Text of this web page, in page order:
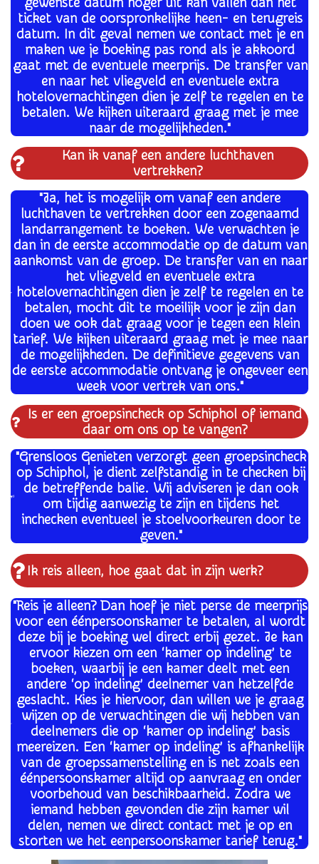
ticket van de oorspronkelijke heen- en terugreis
datum. In dit geval nemen we contact met je en
maken we je boeking pas rond als je akkoord
gaat met de eventuele meerprijs. De transfer van
en naar het vliegveld en eventuele extra
hotelovernachtingen dien je zelf te regelen en te
betalen. We kijken uiteraard graag met je mee
naar de mogelijkheden."
Kan ik vanaf een andere luchthaven
vertrekken?
"Ja, het is mogelijk om vanaf een andere
luchthaven te vertrekken door een zogenaamd
landarrangement te boeken. We verwachten je
dan in de eerste accommodatie op de datum van
aankomst van de groep. De transfer van en naar
het vliegveld en eventuele extra
hotelovernachtingen dien je zelf te regelen en te
betalen, mocht dit te moeilijk voor je zijn dan
doen we ook dat graag voor je tegen een klein
tarief. We kijken uiteraard graag met je mee naar
de mogelijkheden. De definitieve gegevens van
de eerste accommodatie ontvang je ongeveer een
week voor vertrek van ons."
Is er een groepsincheck op Schiphol of iemand
daar om ons op te vangen?
"Grensloos Genieten verzorgt geen groepsincheck
op Schiphol, je dient zelfstandig in te checken bij
de betreffende balie. Wij adviseren je dan ook
om tijdig aanwezig te zijn en tijdens het
inchecken eventueel je stoelvoorkeuren door te
geven."
Ik reis alleen, hoe gaat dat in zijn werk?
"Reis je alleen? Dan hoef je niet perse de meerprijs
voor een éénpersoonskamer te betalen, al wordt
deze bij je boeking wel direct erbij gezet. Je kan
ervoor kiezen om een ‘kamer op indeling’ te
boeken, waarbij je een kamer deelt met een
andere ‘op indeling’ deelnemer van hetzelfde
geslacht. Kies je hiervoor, dan willen we je graag
wijzen op de verwachtingen die wij hebben van
deelnemers die op ‘kamer op indeling’ basis
meereizen. Een ‘kamer op indeling’ is afhankelijk
van de groepssamenstelling en is net zoals een
éénpersoonskamer altijd op aanvraag en onder
voorbehoud van beschikbaarheid. Zodra we
iemand hebben gevonden die zijn kamer wil
delen, nemen we direct contact met je op en
storten we het eenpersoonskamer tarief terug."